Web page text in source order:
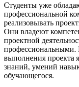
Студенты уже
профессиональной
реализовывать
Они владеют
проектной
выполнения проекта
знаний, умений
обучающегося.